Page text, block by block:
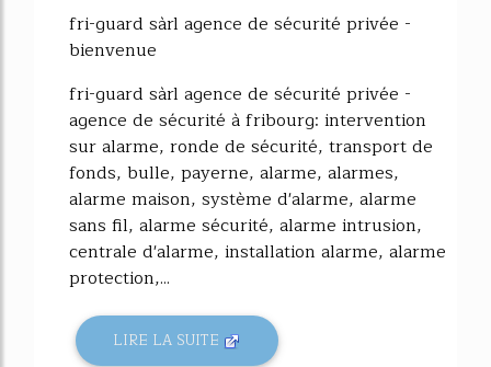
fri-guard sàrl agence de sécurité privée -
bienvenue
fri-guard sàrl agence de sécurité privée -
agence de sécurité à fribourg: intervention
sur alarme, ronde de sécurité, transport de
fonds, bulle, payerne, alarme, alarmes,
alarme maison, système d'alarme, alarme
sans fil, alarme sécurité, alarme intrusion,
centrale d'alarme, installation alarme, alarme
protection,...
LIRE LA SUITE